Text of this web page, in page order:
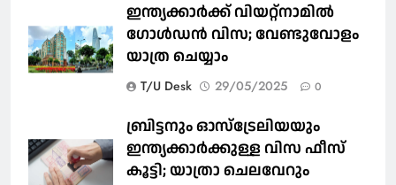
ഇന്ത്യക്കാർക്ക് വിയറ്റ്‌നാമില്‍
ഗോള്‍ഡന്‍ വിസ; വേണ്ടുവോളം
യാത്ര ചെയ്യാം
T/U Desk 29/05/2025 0
ബ്രിട്ടനും ഓസ്‌ട്രേലിയയും
ഇന്ത്യക്കാര്‍ക്കുള്ള വിസ ഫീസ്
കൂട്ടി; യാത്രാ ചെലവേറും